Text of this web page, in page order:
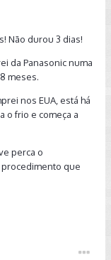
Não durou 3 dias!
da Panasonic numa
meses.
nos EUA, está há
o frio e começa a
perca o
procedimento que